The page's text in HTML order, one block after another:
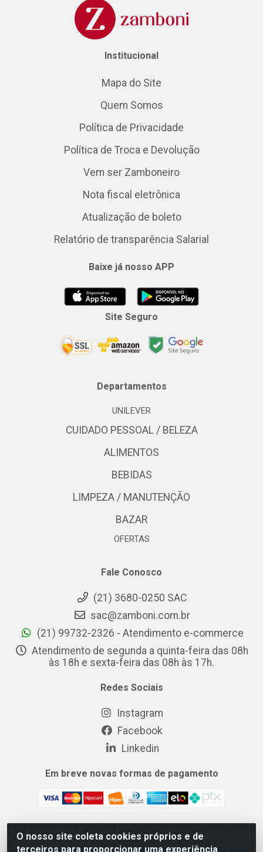
O nosso site coleta cookies próprios e de
terceiros para proporcionar uma experiência
Institucional
Mapa do Site
Quem Somos
Política de Privacidade
Política de Troca e Devolução
Vem ser Zamboneiro
Nota fiscal eletrônica
Atualização de boleto
Relatório de transparência Salarial
Baixe já nosso APP
Site Seguro
Departamentos
UNILEVER
CUIDADO PESSOAL / BELEZA
ALIMENTOS
BEBIDAS
LIMPEZA / MANUTENÇÃO
BAZAR
OFERTAS
Fale Conosco
(21) 3680-0250 SAC
sac@zamboni.com.br
(21) 99732-2326 - Atendimento e-commerce
Atendimento de segunda a quinta-feira das 08h
às 18h e sexta-feira das 08h às 17h.
Redes Sociais
Instagram
Facebook
Linkedin
Em breve novas formas de pagamento
MIX CERTO DISTRIBUIDORA DE COSMÉTICOS ALIMENTOS E